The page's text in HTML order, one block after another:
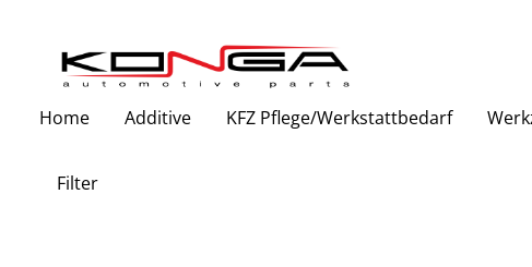
Home Additive KFZ Pflege/Werkstattbedarf
Filter